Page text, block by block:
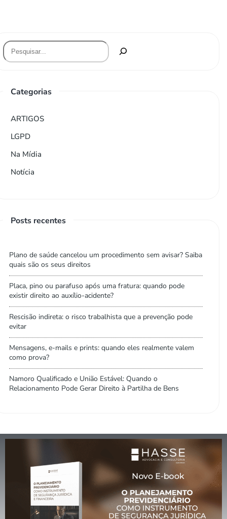
Categorias
ARTIGOS
LGPD
Na Mídia
Notícia
Posts recentes
Plano de saúde cancelou um procedimento sem avisar? Saiba
quais são os seus direitos
Placa, pino ou parafuso após uma fratura: quando pode
existir direito ao auxílio-acidente?
Rescisão indireta: o risco trabalhista que a prevenção pode
evitar
Mensagens, e-mails e prints: quando eles realmente valem
como prova?
Namoro Qualificado e União Estável: Quando o
Relacionamento Pode Gerar Direito à Partilha de Bens